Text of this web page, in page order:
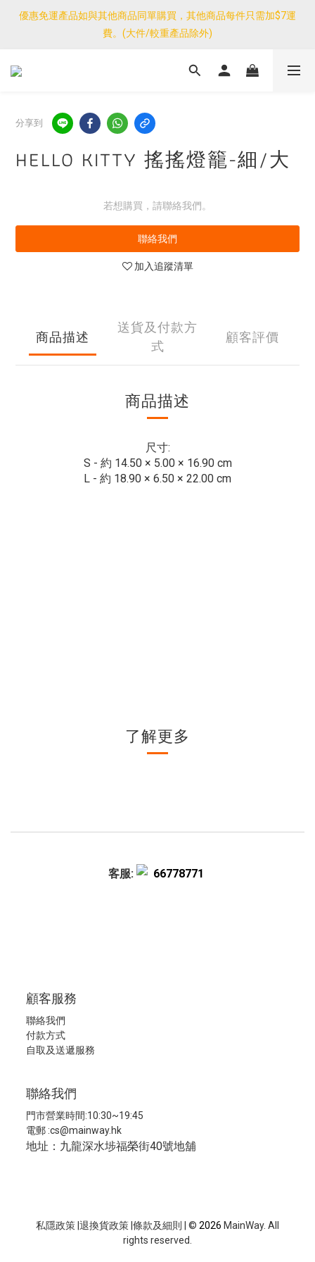
優惠免運產品如與其他商品同單購買，其他商品每件只需加$7運
費。(大件/較重產品除外)
優惠免運產品如與其他商品同單購買，其他商品每件只需加$7運
費。(大件/較重產品除外)
<公告>感謝支持！我們團隊由30/7~12/8外訪搜羅新產品，期間網
優惠免運產品如與其他商品同單購買，其他商品每件只需加$7運
費。(大件/較重產品除外)
分享到
HELLO KITTY 搖搖燈籠-細/大
若想購買，請聯絡我們。
聯絡我們
加入追蹤清單
商品描述
送貨及付款方
式
顧客評價
商品描述
尺寸:
S - 約 14.50 × 5.00 × 16.90 cm
L - 約 18.90 × 6.50 × 22.00 cm
了解更多
客服: 66778771
顧客服務
聯絡我們
付款方式
自取及送遞服務
聯絡我們
門市營業時間:10:30~19:45
電郵 :cs@mainway.hk
地址：九龍深水埗福榮街40號地舖
私隱政策 退換貨政策 條款及細則 | © 2026 MainWay. All
rights reserved.